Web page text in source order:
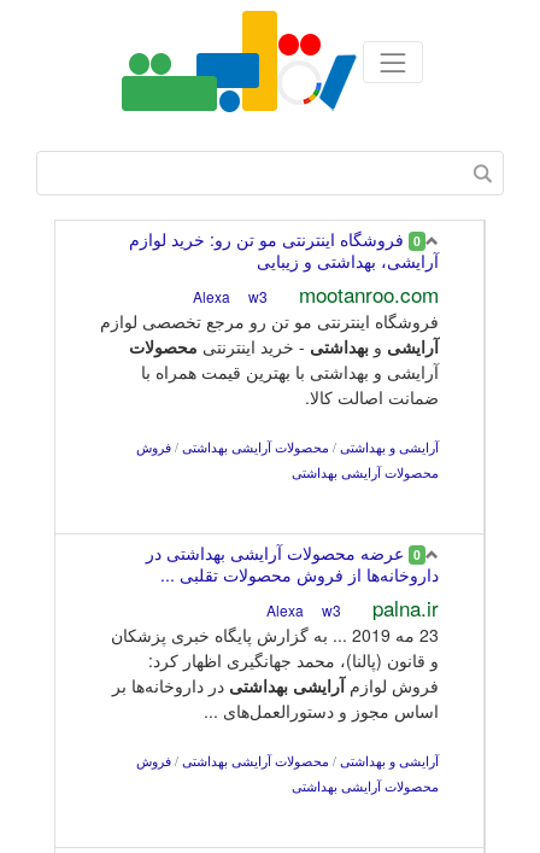
0 فروشگاه اینترنتی مو تن رو: خرید لوازم
آرایشی، بهداشتی و زیبایی
mootanroo.com
w3
فروشگاه اینترنتی مو تن رو مرجع تخصصی لوازم
آرایشی و بهداشتی - خرید اینترنتی محصولات
آرایشی و بهداشتی با بهترین قیمت همراه با
ضمانت اصالت کالا.
آرایشی و بهداشتی / محصولات آرایشی بهداشتی / فروش
محصولات آرایشی بهداشتی
0 عرضه محصولات آرایشی بهداشتی در
داروخانه‌ها از فروش محصولات تقلبی ...
palna.ir
w3
23 مه 2019 ... به گزارش پایگاه خبری پزشکان
و قانون (پالنا)، محمد جهانگیری اظهار کرد:
فروش لوازمآرایشی بهداشتی در داروخانه‌ها بر
اساس مجوز و دستورالعمل‌های ...
آرایشی و بهداشتی / محصولات آرایشی بهداشتی / فروش
محصولات آرایشی بهداشتی